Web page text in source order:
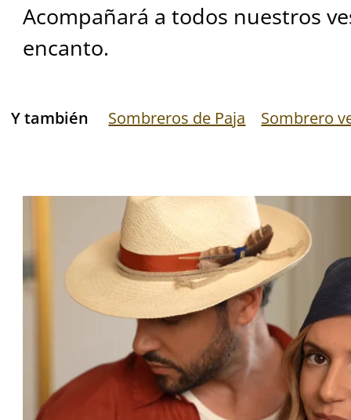
Acompañará a todos nuestros
encanto.
Y también Sombreros de Paja Sombrero